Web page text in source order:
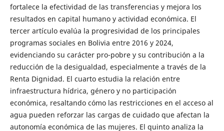
fortalece la efectividad de las transferencias y mejora los
resultados en capital humano y actividad económica. El
tercer artículo evalúa la progresividad de los principales
programas sociales en Bolivia entre 2016 y 2024,
evidenciando su carácter pro-pobre y su contribución a la
reducción de la desigualdad, especialmente a través de la
Renta Dignidad. El cuarto estudia la relación entre
infraestructura hídrica, género y no participación
económica, resaltando cómo las restricciones en el acceso al
agua pueden reforzar las cargas de cuidado que afectan la
autonomía económica de las mujeres. El quinto analiza la